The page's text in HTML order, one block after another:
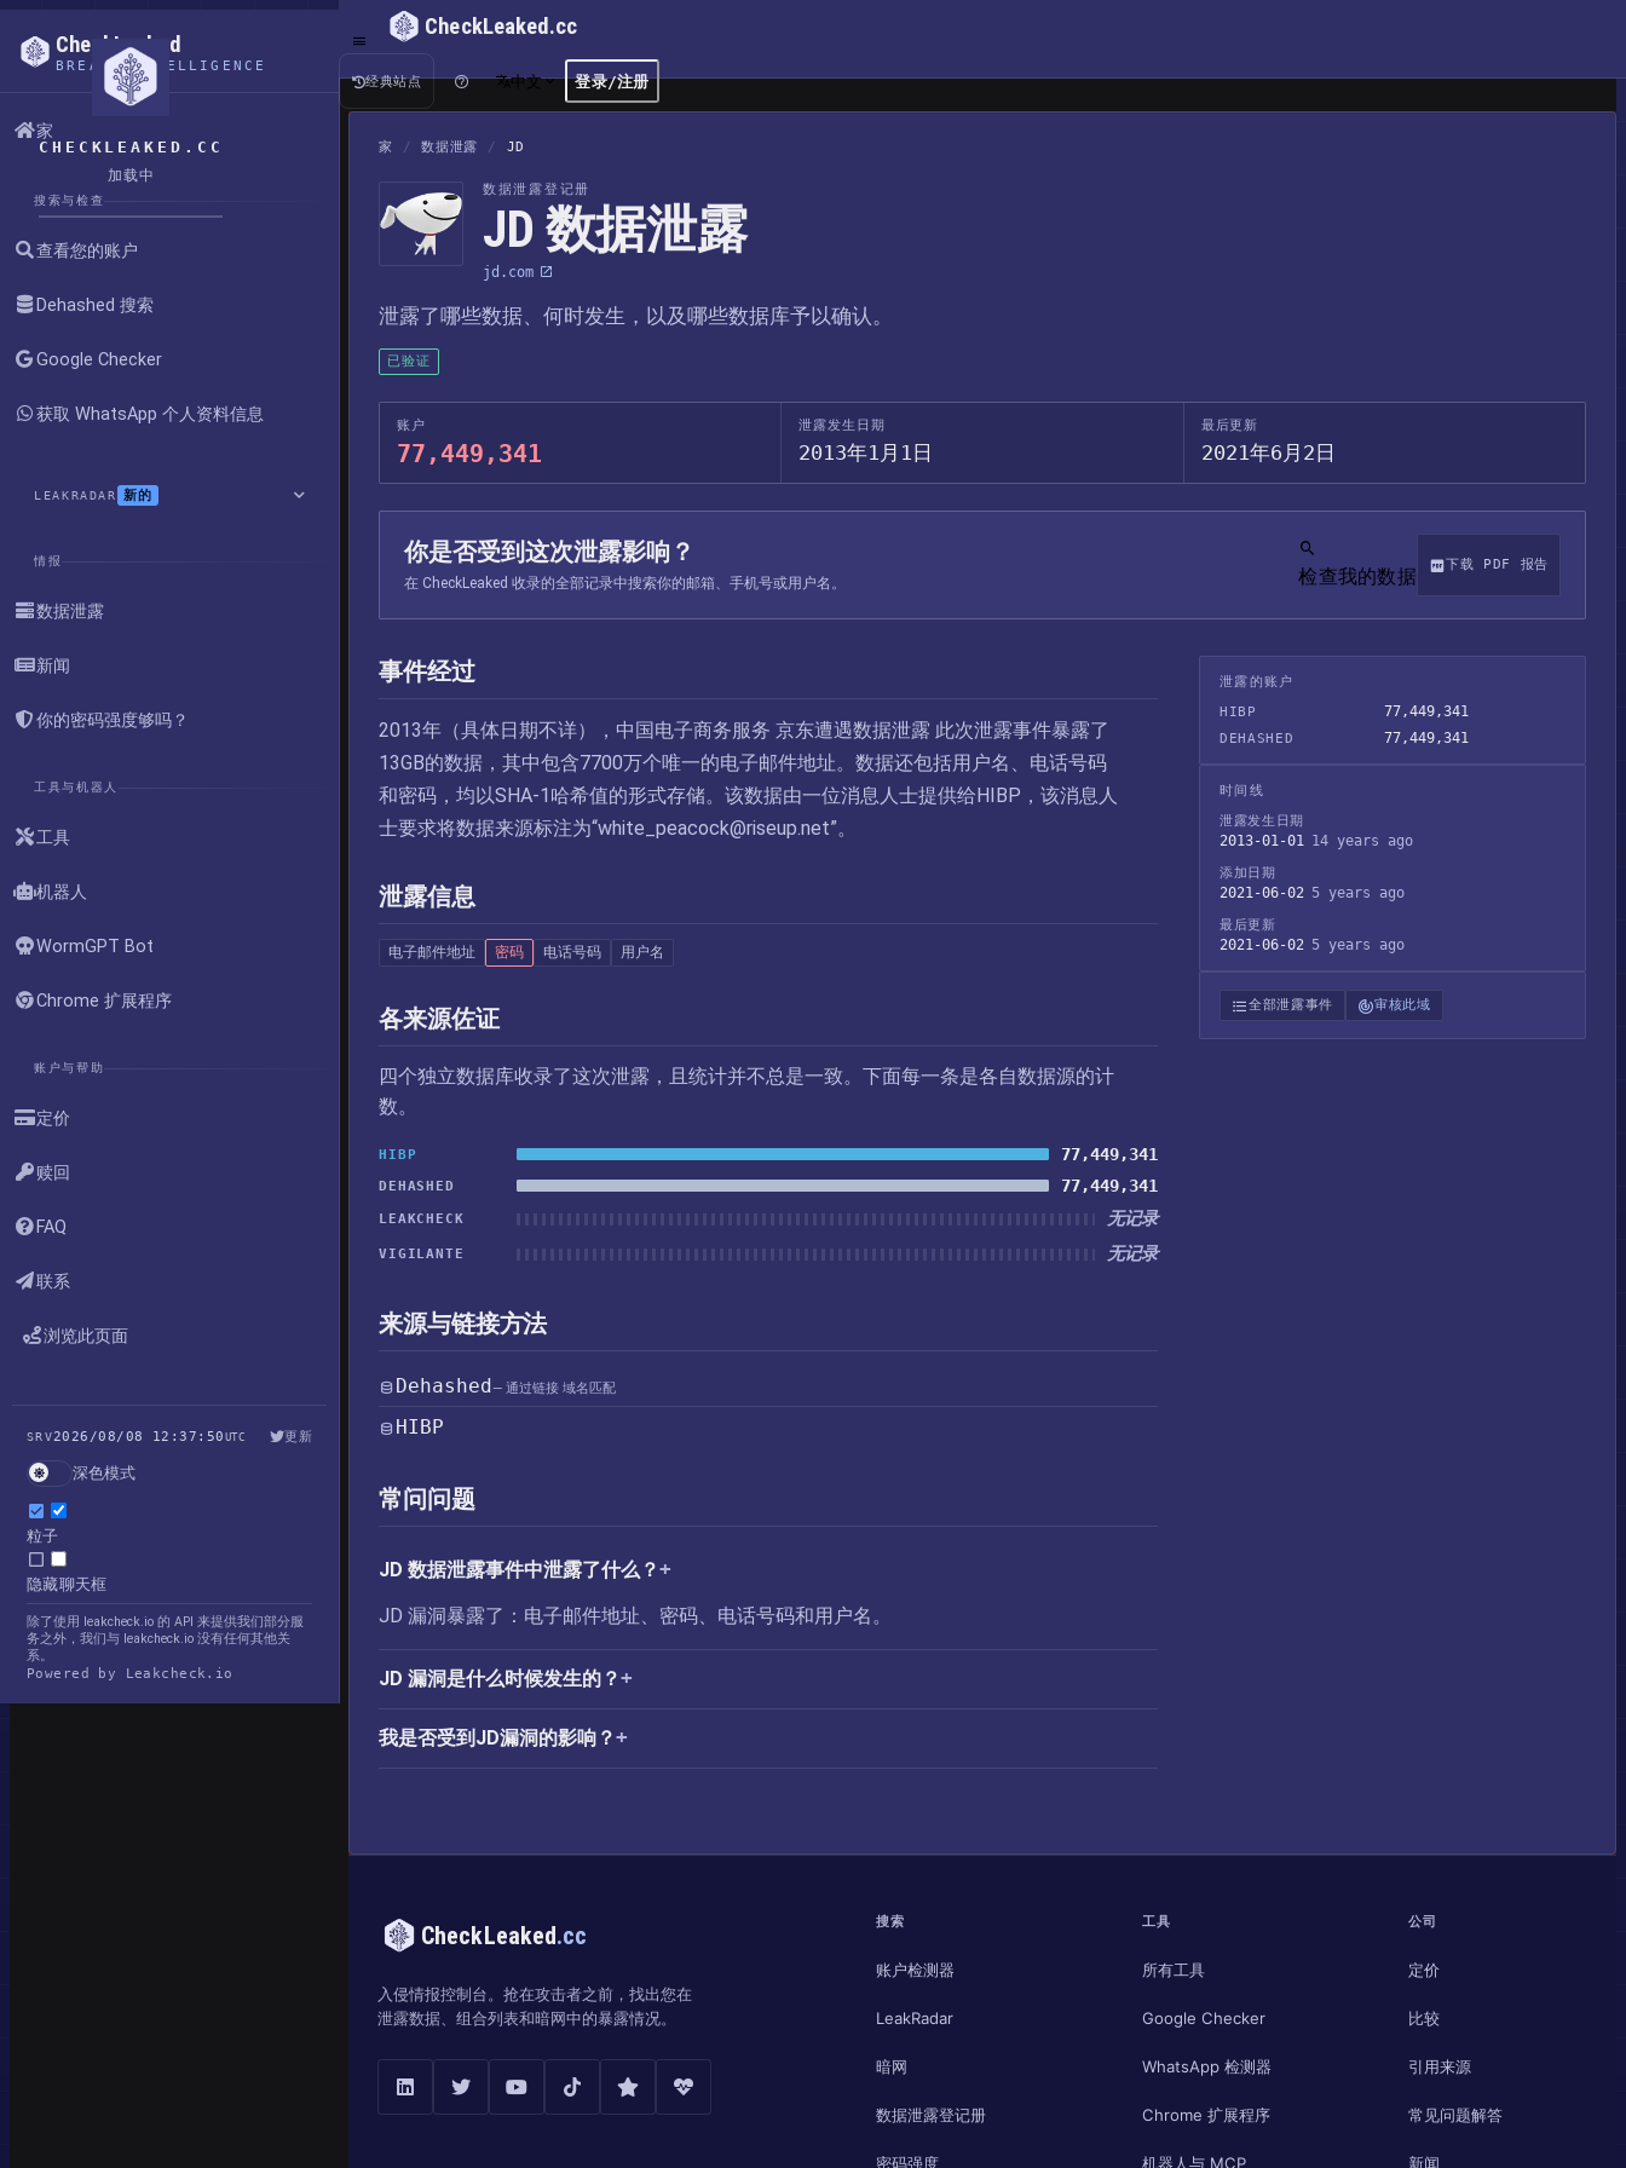
CHECKLEAKED.CC
加载中
CheckLeaked
BREACH INTELLIGENCE
家
搜索与检查
查看您的账户
Dehashed 搜索
Google Checker
获取 WhatsApp 个人资料信息
LEAKRADAR 新的
情报
数据泄露
新闻
你的密码强度够吗？
工具与机器人
工具
机器人
WormGPT Bot
Chrome 扩展程序
账户与帮助
定价
赎回
FAQ
联系
浏览此页面
SRV2026/08/08 12:37:50UTC 更新
深色模式
粒子
隐藏聊天框
除了使用 leakcheck.io 的 API 来提供我们部分服
务之外，我们与 leakcheck.io 没有任何其他关
系。
Powered by Leakcheck.io
CheckLeaked.cc
经典站点 中文 登录/注册
家 / 数据泄露 / JD
数据泄露登记册
JD 数据泄露
jd.com
泄露了哪些数据、何时发生，以及哪些数据库予以确认。
已验证
账户
77,449,341
泄露发生日期
2013年1月1日
最后更新
2021年6月2日
你是否受到这次泄露影响？
在 CheckLeaked 收录的全部记录中搜索你的邮箱、手机号或用户名。 检查我的数据
下载 PDF 报告
事件经过
2013年（具体日期不详），中国电子商务服务 京东遭遇数据泄露 此次泄露事件暴露了
13GB的数据，其中包含7700万个唯一的电子邮件地址。数据还包括用户名、电话号码
和密码，均以SHA-1哈希值的形式存储。该数据由一位消息人士提供给HIBP，该消息人
士要求将数据来源标注为“white_peacock@riseup.net”。
泄露信息
电子邮件地址 密码 电话号码 用户名
各来源佐证
四个独立数据库收录了这次泄露，且统计并不总是一致。下面每一条是各自数据源的计
数。
HIBP 77,449,341
DEHASHED 77,449,341
LEAKCHECK 无记录
VIGILANTE 无记录
来源与链接方法
Dehashed— 通过链接 域名匹配
HIBP
常问问题
JD 数据泄露事件中泄露了什么？
JD 漏洞暴露了：电子邮件地址、密码、电话号码和用户名。
JD 漏洞是什么时候发生的？
我是否受到JD漏洞的影响？
泄露的账户
HIBP
77,449,341
DEHASHED 77,449,341
时间线
泄露发生日期
2013-01-01 14 years ago
添加日期
2021-06-02 5 years ago
最后更新
2021-06-02 5 years ago
全部泄露事件 审核此域
CheckLeaked.cc
入侵情报控制台。抢在攻击者之前，找出您在
泄露数据、组合列表和暗网中的暴露情况。
搜索
账户检测器
LeakRadar
暗网
数据泄露登记册
密码强度
工具
所有工具
Google Checker
WhatsApp 检测器
Chrome 扩展程序
机器人与 MCP
公司
定价
比较
引用来源
常见问题解答
新闻